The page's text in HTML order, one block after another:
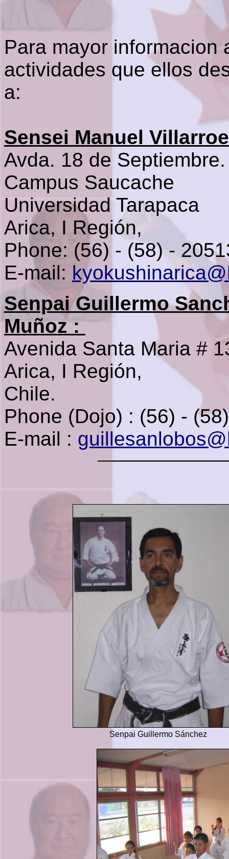
Para mayor informacion
actividades que ellos
a:
Sensei Manuel
Avda. 18 de
Campus Saucache
Universidad Tarapaca
Arica, I Región,
Phone: (56) - (58) -
E-mail:
Senpai Guillermo
Muñoz:
Avenida Santa Maria #
Arica, I Región,
Chile.
Phone (Dojo) : (56) -
E-mail :
Senpai Guillermo Sánchez